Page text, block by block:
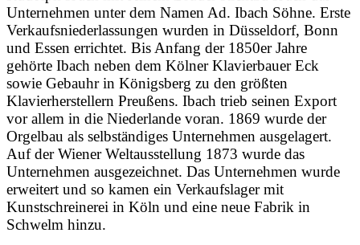
Unternehmen unter dem Namen Ad. Ibach Söhne. Erste
Verkaufsniederlassungen wurden in Düsseldorf, Bonn
und Essen errichtet. Bis Anfang der 1850er Jahre
gehörte Ibach neben dem Kölner Klavierbauer Eck
sowie Gebauhr in Königsberg zu den größten
Klavierherstellern Preußens. Ibach trieb seinen Export
vor allem in die Niederlande voran. 1869 wurde der
Orgelbau als selbständiges Unternehmen ausgelagert.
Auf der Wiener Weltausstellung 1873 wurde das
Unternehmen ausgezeichnet. Das Unternehmen wurde
erweitert und so kamen ein Verkaufslager mit
Kunstschreinerei in Köln und eine neue Fabrik in
Schwelm hinzu.